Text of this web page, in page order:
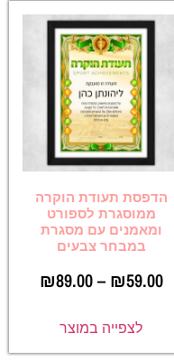
הדפסת תעודת הוקרה
ממוסגרת לספורט
ומאמנים עם מסגרת
במבחר צבעים
₪59.00
–
₪89.00
לצפייה במוצר